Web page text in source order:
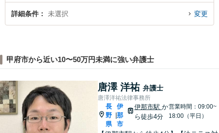
詳細条件 未選択 変更
甲府市から近い10〜50万円未満に強い弁護士
唐澤 洋祐 弁護士
唐澤洋祐法律事務所
長
野
県
伊
那
市
伊那市駅 か
ら徒歩4分
営業時間：09:00~
18:00（平日）